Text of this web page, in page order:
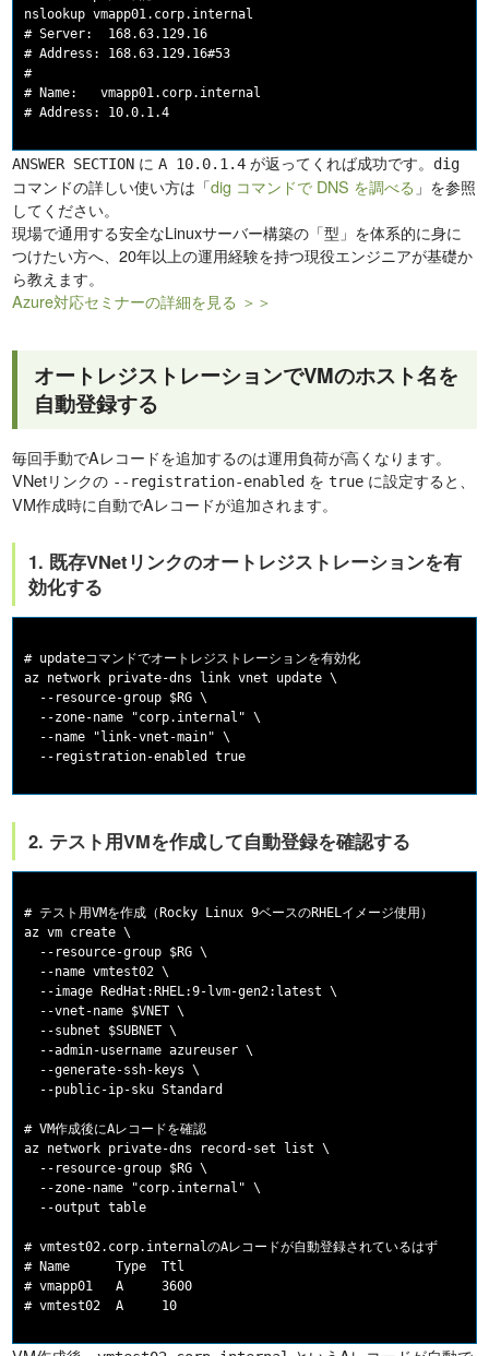
nslookup vmapp01.corp.internal
# Server:  168.63.129.16
# Address: 168.63.129.16#53
#
# Name:   vmapp01.corp.internal
ANSWER SECTION にA 10.0.1.4 が返ってくれば成功です。 dig
コマンドの詳しい使い方は「dig コマンドで DNS を調べる 」を参照
してください。
現場で通用する安全なLinuxサーバー構築の「型」を体系的に身に
つけたい方へ、20年以上の運用経験を持つ現役エンジニアが基礎か
ら教えます。
Azure対応セミナーの詳細を見る ＞＞
オートレジストレーションでVMのホスト名を
自動登録する
毎回手動でAレコードを追加するのは運用負荷が高くなります。
VNetリンクの --registration-enabled をtrue に設定すると、
VM作成時に自動でAレコードが追加されます。
1. 既存VNetリンクのオートレジストレーションを有
効化する
# updateコマンドでオートレジストレーションを有効化
az network private-dns link vnet update \
  --resource-group $RG \
  --zone-name "corp.internal" \
  --name "link-vnet-main" \
2. テスト用VMを作成して自動登録を確認する
# テスト用VMを作成（Rocky Linux 9ベースのRHELイメージ使用）
az vm create \
  --resource-group $RG \
  --name vmtest02 \
  --image RedHat:RHEL:9-lvm-gen2:latest \
  --vnet-name $VNET \
  --subnet $SUBNET \
  --admin-username azureuser \
  --generate-ssh-keys \
  --public-ip-sku Standard
# VM作成後にAレコードを確認
az network private-dns record-set list \
  --resource-group $RG \
  --zone-name "corp.internal" \
  --output table
# vmtest02.corp.internalのAレコードが自動登録されているはず
# Name      Type  Ttl
# vmapp01   A     3600